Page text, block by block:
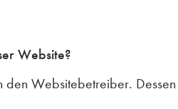
Website?
Websitebetreiber.